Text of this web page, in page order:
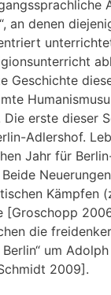
an denen
Geschich­te
ers­te die­ser
Adlers­hof.
Jahr für
Kämp­fen
[Gro­schopp
die
um
2009].